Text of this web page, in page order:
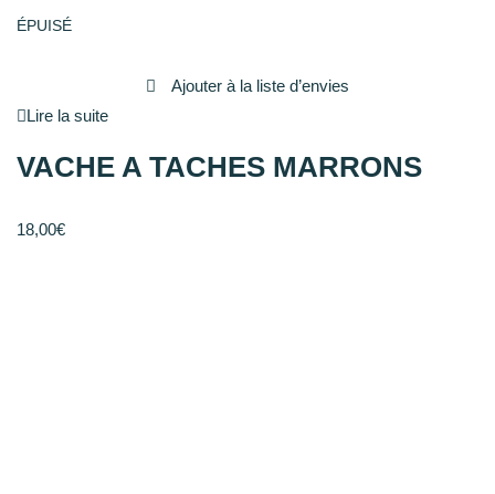
ÉPUISÉ
Ajouter à la liste d’envies
Lire la suite
VACHE A TACHES MARRONS
18,00€